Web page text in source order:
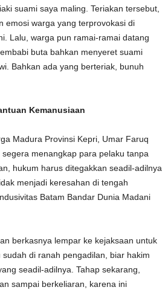
suami saya maling. Teriakan tersebut,
emosi warga yang terprovokasi di
Lalu, warga pun ramai-ramai datang
buta bahkan menyeret suami
Bahkan ada yang berteriak, bunuh
Kemanusiaan
Madura Provinsi Kepri, Umar Faruq
menangkap para pelaku tanpa
hukum harus ditegakkan seadil-adilnya
menjadi keresahan di tengah
Batam Bandar Dunia Madani
berkasnya lempar ke kejaksaan untuk
di ranah pengadilan, biar hakim
seadil-adilnya. Tahap sekarang,
sampai berkeliaran, karena ini